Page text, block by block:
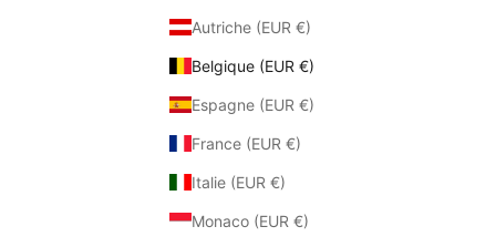
Autriche (EUR €)
Belgique (EUR €)
Espagne (EUR €)
France (EUR €)
Italie (EUR €)
Monaco (EUR €)